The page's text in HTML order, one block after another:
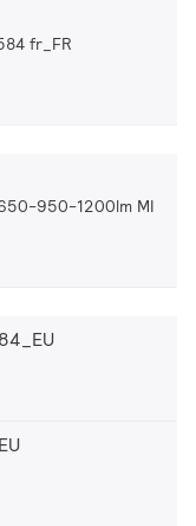
fr_FR
950-1200lm MI